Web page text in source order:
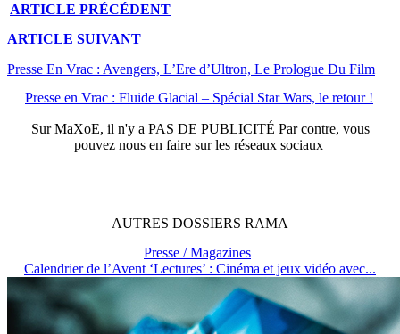
ARTICLE PRÉCÉDENT
ARTICLE SUIVANT
Presse En Vrac : Avengers, L’Ere d’Ultron, Le Prologue Du Film
Presse en Vrac : Fluide Glacial – Spécial Star Wars, le retour !
SurMaXoE, il n'y a PAS DE PUBLICITÉ Par contre, vous
pouvez nous en faire sur les réseaux sociaux
AUTRES DOSSIERS RAMA
Presse / Magazines
Calendrier de l’Avent ‘Lectures’ : Cinéma et jeux vidéo avec...